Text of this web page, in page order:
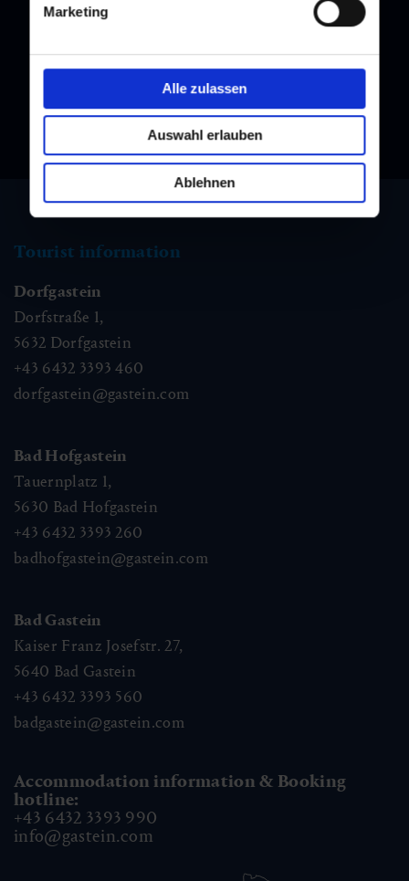
Marketing
Alle zulassen
Auswahl erlauben
Ablehnen
Subscribe to our newsletter and stay up to date!
Tourist information
Dorfgastein
Dorfstraße 1,
5632 Dorfgastein
+43 6432 3393 460
dorfgastein@gastein.com
Bad Hofgastein
Tauernplatz 1,
5630 Bad Hofgastein
+43 6432 3393 260
badhofgastein@gastein.com
Bad Gastein
Kaiser Franz Josefstr. 27,
5640 Bad Gastein
+43 6432 3393 560
badgastein@gastein.com
Accommodation information & Booking
hotline:
+43 6432 3393 990
info@gastein.com